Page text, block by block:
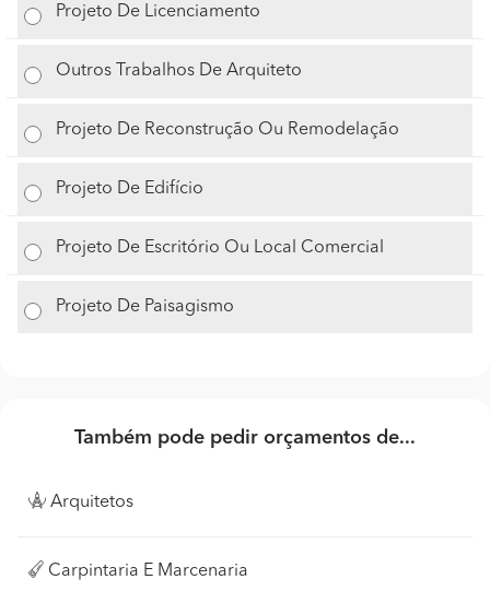
Projeto De Licenciamento
Outros Trabalhos De Arquiteto
Projeto De Reconstrução Ou Remodelação
Projeto De Edifício
Projeto De Escritório Ou Local Comercial
Projeto De Paisagismo
Também pode pedir orçamentos de...
Arquitetos
Carpintaria E Marcenaria